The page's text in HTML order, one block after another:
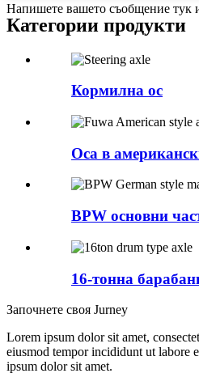
Напишете вашето съобщение тук
Категории продукти
Кормилна ос
Оса в
BPW основни
16-тонна
Започнете своя Jurney
Lorem ipsum dolor sit amet,
eiusmod tempor incididunt ut labore
ipsum dolor sit amet.